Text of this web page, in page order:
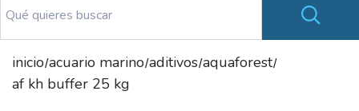
inicio/acuario marino/aditivos/aquaforest/
af kh buffer 25 kg